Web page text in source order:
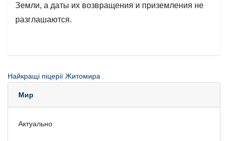
Земли, а даты их возвращения и приземления не
разглашаются.
Найкращі піцерії Житомира
Мир
Актуально